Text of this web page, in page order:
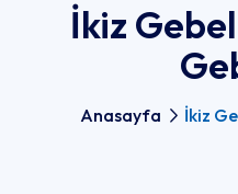
İkiz
Anasayfa İkiz